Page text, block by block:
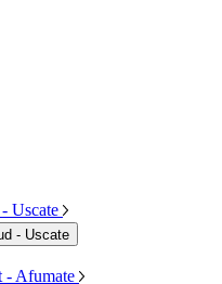
Uscate
- Uscate
- Afumate